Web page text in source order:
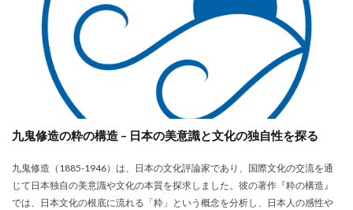
九鬼修造の粋の構造 – 日本の美意識と文化の独自性を探る
九鬼修造（1885-1946）は、日本の文化評論家であり、国際文化の交流を通
じて日本独自の美意識や文化の本質を探求しました。彼の著作『粋の構造』
では、日本文化の根底に流れる「粋」という概念を分析し、日本人の感性や